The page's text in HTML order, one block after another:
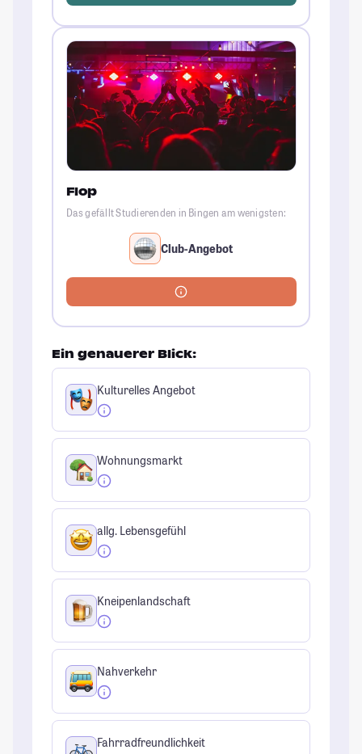
Flop
Das gefällt Studierenden in Bingen am wenigsten:
Club-Angebot
Ein genauerer Blick:
Kulturelles Angebot
Wohnungsmarkt
allg. Lebensgefühl
Kneipenlandschaft
Nahverkehr
Fahrradfreundlichkeit